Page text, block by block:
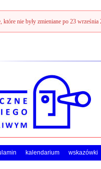
które nie były zmieniane po 23
kalendarium wskazówki